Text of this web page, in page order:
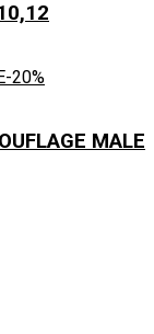
-20%
MALE